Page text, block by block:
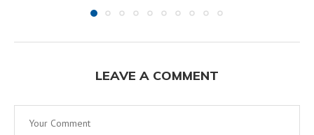
LEAVE A COMMENT